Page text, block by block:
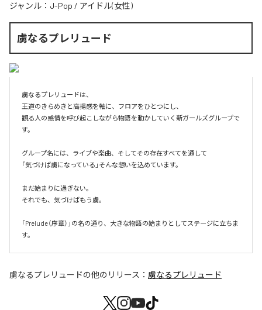
ジャンル： J-Pop / アイドル(女性)
虜なるプレリュード
虜なるプレリュードは、
王道のきらめきと高揚感を軸に、フロアをひとつにし、
観る人の感情を呼び起こしながら物語を動かしていく新ガールズグループで
す。
グループ名には、ライブや楽曲、そしてその存在すべてを通して
「気づけば虜になっている」そんな想いを込めています。
まだ始まりに過ぎない。
それでも、気づけばもう虜。
「Prelude（序章）」の名の通り、大きな物語の始まりとしてステージに立ちま
す。
虜なるプレリュードの他のリリース： 虜なるプレリュード